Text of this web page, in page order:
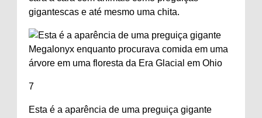
gigantescas e até mesmo uma chita.
7
Esta é a aparência de uma preguiça gigante